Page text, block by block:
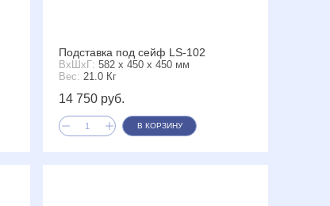
Подставка под сейф LS-102
ВxШxГ: 582 x 450 x 450 мм
Вес: 21.0 Кг
14 750 руб.
В КОРЗИНУ